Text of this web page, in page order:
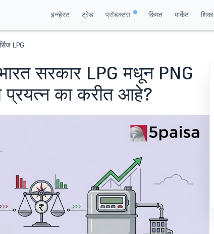
इन्व्हेस्ट ट्रेड प्रॉडक्ट्स किंमत मार्केट शिका
LPG
सरकार LPG मधून PNG
प्रयत्न का करीत आहे?